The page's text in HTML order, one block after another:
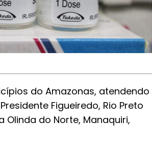
do Amazonas, atendendo
Figueiredo, Rio Preto
Olinda do Norte, Manaquiri,